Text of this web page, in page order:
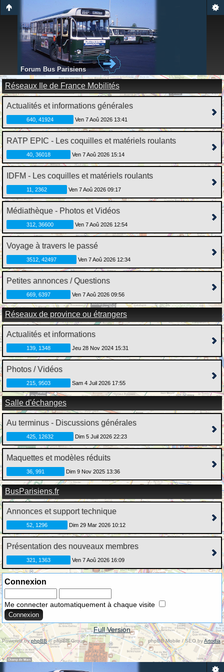
Forum Bus Parisiens
Réseaux Ile de France Mobilités
Actualités et informations générales
640, 41924 Ven 7 Aoû 2026 13:41
RATP EPIC - Les coquilles et matériels roulants
40, 36018 Ven 7 Aoû 2026 15:14
IDFM - Les coquilles et matériels roulants
11, 2362 Ven 7 Aoû 2026 09:17
Médiathèque - Photos et Vidéos
312, 36600 Ven 7 Aoû 2026 12:54
Voyage à travers le passé
3512, 42497 Ven 7 Aoû 2026 12:34
Petites annonces / Questions
669, 6397 Ven 7 Aoû 2026 09:56
Réseaux de province ou étrangers
Actualités et informations
139, 1348 Jeu 28 Nov 2024 15:31
Photos / Vidéos
215, 9503 Sam 4 Juil 2026 17:55
Salle d'échanges
Au terminus - Discussions générales
425, 12632 Dim 5 Juil 2026 22:23
Maquettes et modèles réduits
36, 991 Dim 9 Nov 2025 13:36
BusParisiens.fr
Annonces et support technique
52, 1296 Dim 29 Mar 2026 10:12
Présentation des nouveaux membres
321, 1363 Ven 7 Aoû 2026 16:09
Connexion
Me connecter automatiquement à chaque visite
Full Version
Powered byphpBB© phpBB Group. phpBB Mobile / SEO byArtodia .